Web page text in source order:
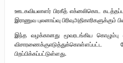
ஊடகவியலாளர் பிரகீத் எக்னலிகொட
இராணுவபுலனாய்வுபிரிவுஅதிகாரிகளுக்கும்
இந்த வழக்கானது மூவரடங்கிய கொழும்பு
விசாரணைக்குஎடுத்துக்கொள்ளப்பட்ட
பிறப்பிக்கப்பட்டுள்ளது.